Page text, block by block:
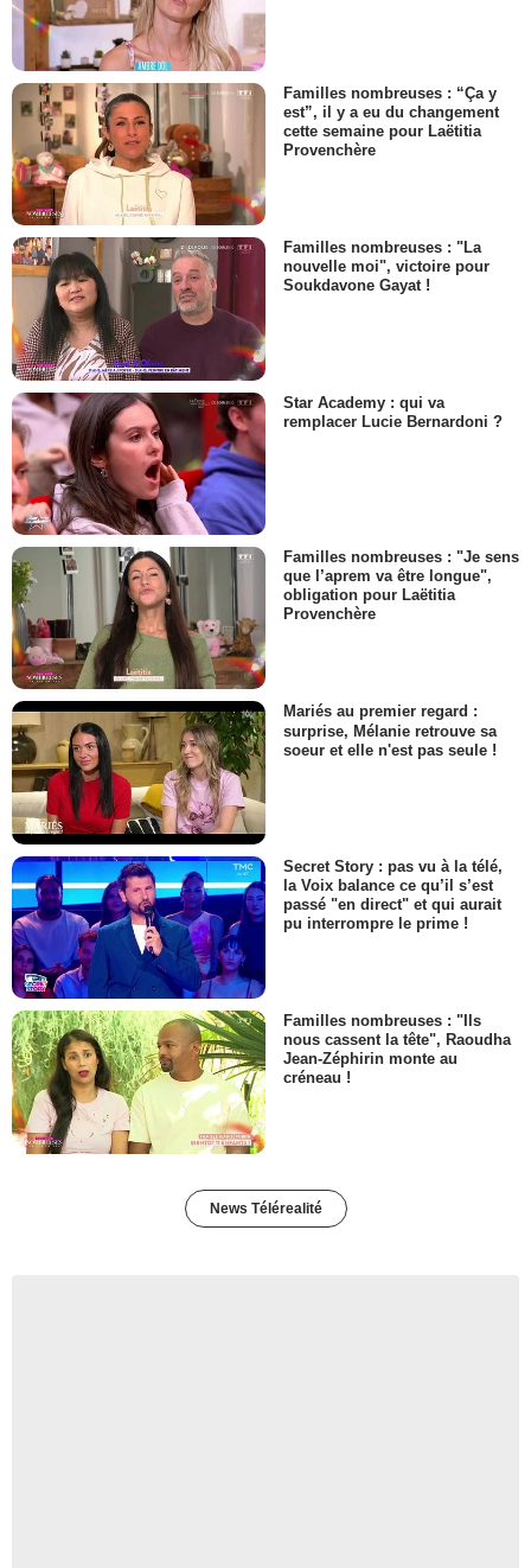
Familles nombreuses : “Ça y
est”, il y a eu du changement
cette semaine pour Laëtitia
Provenchère
Familles nombreuses : "La
nouvelle moi", victoire pour
Soukdavone Gayat !
Star Academy : qui va
remplacer Lucie Bernardoni ?
Familles nombreuses : "Je sens
que l’aprem va être longue",
obligation pour Laëtitia
Provenchère
Mariés au premier regard :
surprise, Mélanie retrouve sa
soeur et elle n'est pas seule !
Secret Story : pas vu à la télé,
la Voix balance ce qu’il s’est
passé "en direct" et qui aurait
pu interrompre le prime !
Familles nombreuses : "Ils
nous cassent la tête", Raoudha
Jean-Zéphirin monte au
créneau !
News Télérealité